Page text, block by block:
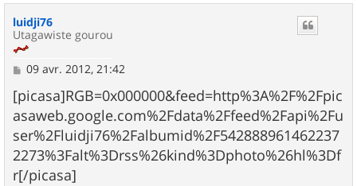
luidji76
Utagawiste gourou
M
s
s
a
g
e
09 avr. 2012, 21:42
[picasa]RGB=0x000000&feed=http%3A%2F%2Fpic
asaweb.google.com%2Fdata%2Ffeed%2Fapi%2Fu
ser%2Fluidji76%2Falbumid%2F542888961462237
2273%3Falt%3Drss%26kind%3Dphoto%26hl%3Df
r[/picasa]